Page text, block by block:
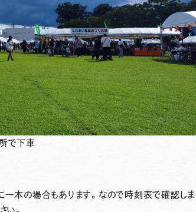
で下車
本の場合もあります。なので時刻表で確認しま
い。